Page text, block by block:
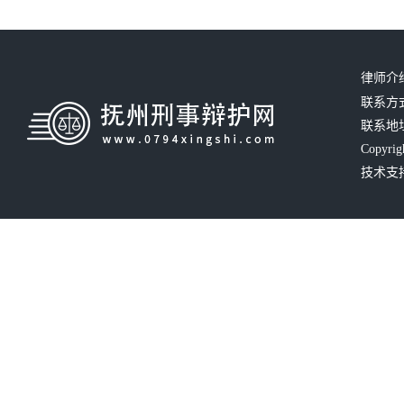
律师介
联系方
联系地
技术支